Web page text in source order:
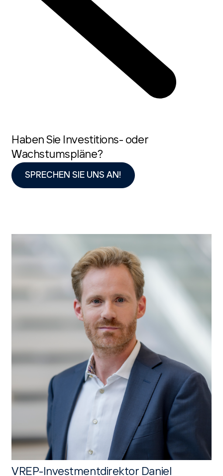
Haben Sie Investitions- oder
Wachstumspläne?
SPRECHEN SIE UNS AN!
VREP-Investmentdirektor Daniel